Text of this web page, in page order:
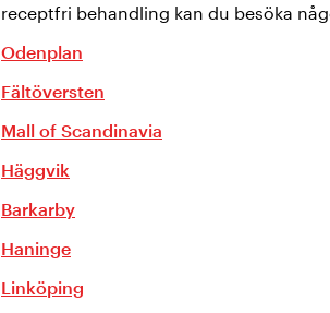
receptfri behandling kan du besöka
Odenplan
Fältöversten
Mall of Scandinavia
Häggvik
Barkarby
Haninge
Linköping